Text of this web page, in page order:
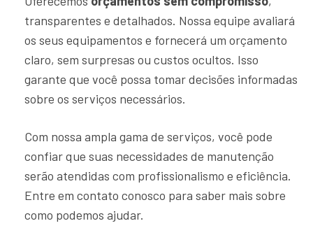
transparentes e detalhados. Nossa equipe avaliará
os seus equipamentos e fornecerá um orçamento
claro, sem surpresas ou custos ocultos. Isso
garante que você possa tomar decisões informadas
sobre os serviços necessários.
Com nossa ampla gama de serviços, você pode
confiar que suas necessidades de manutenção
serão atendidas com profissionalismo e eficiência.
Entre em contato conosco para saber mais sobre
como podemos ajudar.